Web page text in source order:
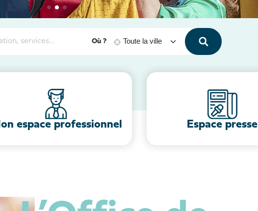
Où ?
espace professionnel Espace presse